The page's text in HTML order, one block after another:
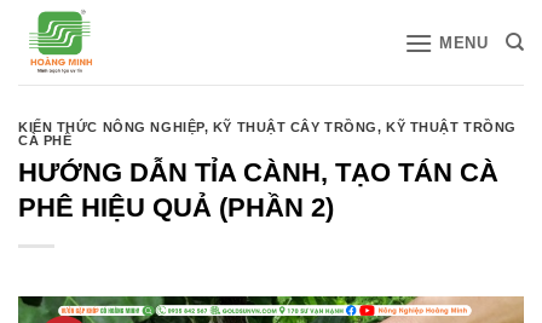
qua
MENU
KIẾN THỨC NÔNG NGHIỆP, KỸ THUẬT CÂY TRỒNG,KỸ THUẬT TRỒNG
CÀ PHÊ
HƯỚNG DẪN TỈA CÀNH, TẠO TÁN CÀ
PHÊ HIỆU QUẢ (PHẦN 2)